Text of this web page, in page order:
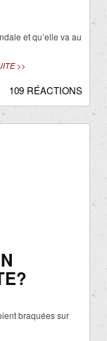
et qu’elle va au
>>
109 RÉACTIONS
braquées sur